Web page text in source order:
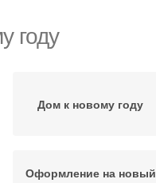
году
Дом к новому году
Оформление на новый